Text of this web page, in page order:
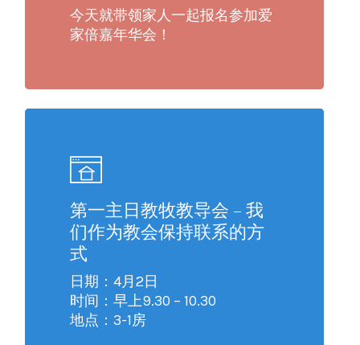
今天就带领家人一起报名参加爱
家倍嘉年华会！
第一主日教牧教导会 – 我
们作为教会保持联系的方
式
日期：4月2日
时间：早上9.30 – 10.30
地点：3-1房